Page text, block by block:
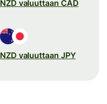
NZD valuuttaan CAD
NZD valuuttaan JPY